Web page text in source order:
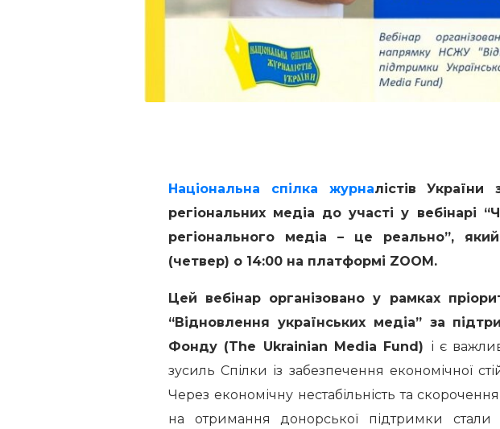
Національна спілка журналістів України
регіональних медіа до участі у вебінарі
регіонального медіа – це реально”,
(четвер) о 14:00 на платформі ZOOM.
Цей вебінар організовано у рамках
“Відновлення українських медіа” за
Фонду (The Ukrainian Media Fund) і є
зусиль Спілки із забезпечення економічної
Через економічну нестабільність та
на отримання донорської підтримки